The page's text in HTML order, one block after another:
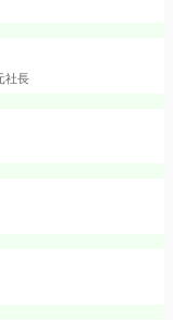
社長